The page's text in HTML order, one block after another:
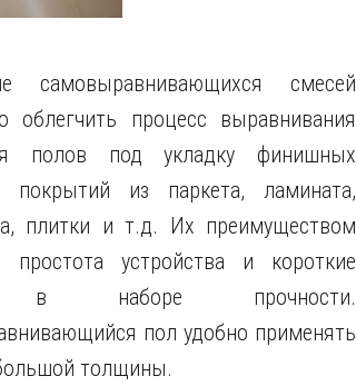
самовыравнивающихся смесей
облегчить процесс выравнивания
полов под укладку финишных
покрытий из паркета, ламината,
плитки и т.д. Их преимуществом
простота устройства и короткие
в наборе прочности.
пол удобно применять
толщины.